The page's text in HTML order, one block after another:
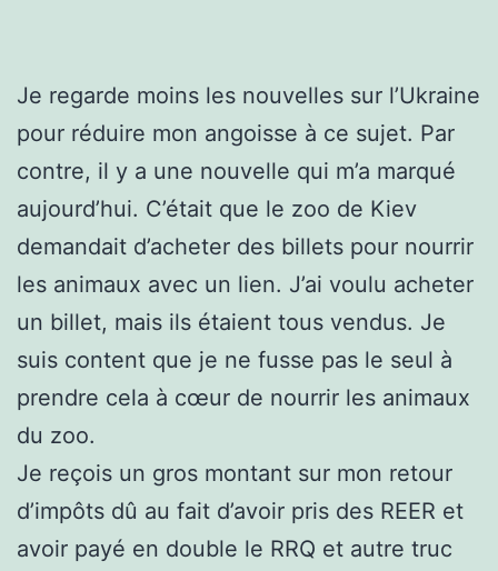
Je regarde moins les nouvelles sur l’Ukraine
pour réduire mon angoisse à ce sujet. Par
contre, il y a une nouvelle qui m’a marqué
aujourd’hui. C’était que le zoo de Kiev
demandait d’acheter des billets pour nourrir
les animaux avec un lien. J’ai voulu acheter
un billet, mais ils étaient tous vendus. Je
suis content que je ne fusse pas le seul à
prendre cela à cœur de nourrir les animaux
du zoo.
Je reçois un gros montant sur mon retour
d’impôts dû au fait d’avoir pris des REER et
avoir payé en double le RRQ et autre truc